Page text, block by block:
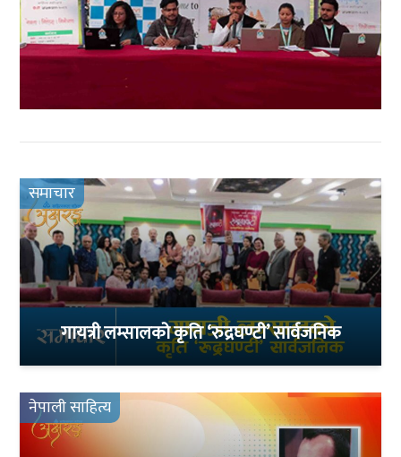
समाचार
गायत्री लम्सालको कृति ‘रुद्रघण्टी’ सार्वजनिक
नेपाली साहित्य